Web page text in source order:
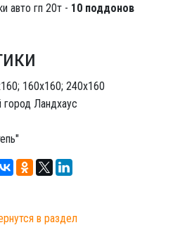
авто гп 20т - 10 поддонов
160х160; 240х160
город Ландхаус
в раздел